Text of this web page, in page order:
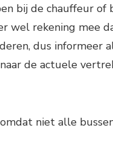
bij de chauffeur of
wel rekening mee
dus informeer
de actuele
niet alle